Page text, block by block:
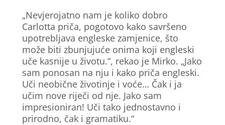
„Nevjerojatno nam je koliko dobro
Carlotta priča, pogotovo kako savršeno
upotrebljava engleske zamjenice, što
može biti zbunjujuće onima koji engleski
uče kasnije u životu.“, rekao je Mirko. „Jako
sam ponosan na nju i kako priča engleski.
Uči neobične životinje i voće… Čak i ja
učim nove riječi od nje. Jako sam
impresioniran! Uči tako jednostavno i
prirodno, čak i gramatiku.“